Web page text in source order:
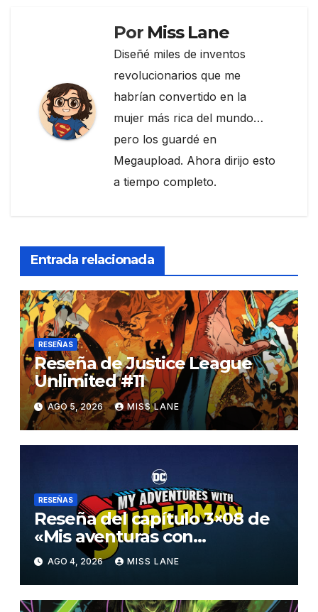
Por Miss Lane
Diseñé miles de inventos
revolucionarios que me
habrían convertido en la
mujer más rica del mundo…
pero los guardé en
Megaupload. Ahora dirijo esto
a tiempo completo.
Entrada relacionada
RESEÑAS
Reseña de Justice League
Unlimited #11
AGO 5, 2026 MISS LANE
RESEÑAS
Reseña del capítulo 3×08 de
«Mis aventuras con
Superman»
AGO 4, 2026 MISS LANE